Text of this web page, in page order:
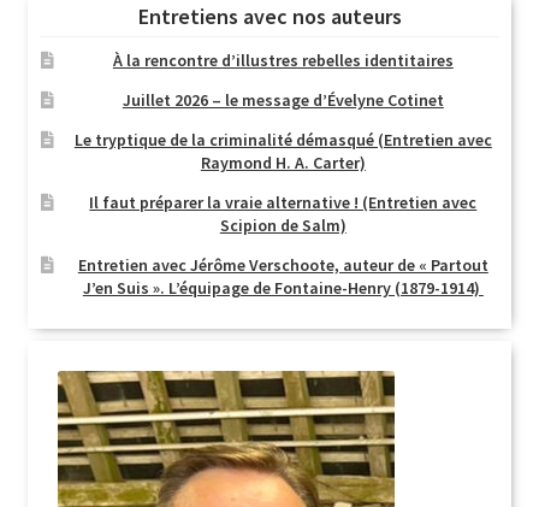
Entretiens avec nos auteurs
À la rencontre d’illustres rebelles identitaires
Juillet 2026 – le message d’Évelyne Cotinet
Le tryptique de la criminalité démasqué (Entretien avec
Raymond H. A. Carter)
Il faut préparer la vraie alternative ! (Entretien avec
Scipion de Salm)
Entretien avec Jérôme Verschoote, auteur de « Partout
J’en Suis ». L’équipage de Fontaine-Henry (1879-1914)